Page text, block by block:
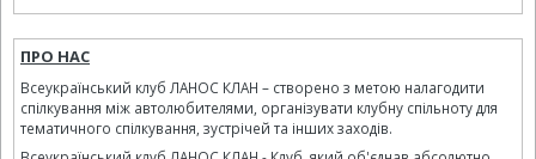
ПРО НАС
Всеукраїнський клуб ЛАНОС КЛАН – створено з метою налагодити
спілкування між автолюбителями, організувати клубну спільноту для
тематичного спілкування, зустрічей та інших заходів.